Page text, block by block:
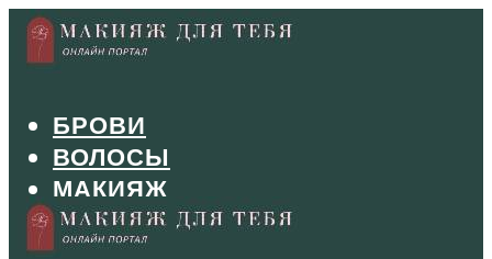
БРОВИ
ВОЛОСЫ
МАКИЯЖ
МАНИКЮР
ТУШЬ И ТЕНИ